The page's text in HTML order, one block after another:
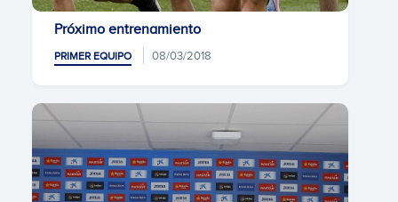
Próximo entrenamiento
PRIMER EQUIPO 08/03/2018